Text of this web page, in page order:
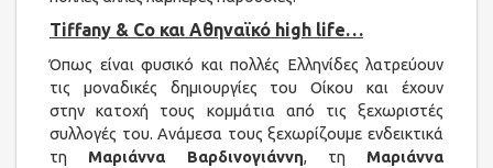
Tiffany & Co και Αθηναϊκό high life…
Όπως είναι φυσικό και πολλές Ελληνίδες λατρεύουν
τις μοναδικές δημιουργίες του Οίκου και έχουν
στην κατοχή τους κομμάτια από τις ξεχωριστές
συλλογές του. Ανάμεσα τους ξεχωρίζουμε ενδεικτικά
τη Μαριάννα Βαρδινογιάννη, τη Μαριάννα